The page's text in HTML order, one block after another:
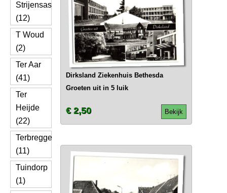
Strijensas
(12)
T Woud
(2)
Ter Aar
(41)
Ter
Heijde
(22)
Terbregge
(11)
Tuindorp
(1)
Dirksland Ziekenhuis Bethesda
Groeten uit in 5 luik
Bekijk
€ 2,50